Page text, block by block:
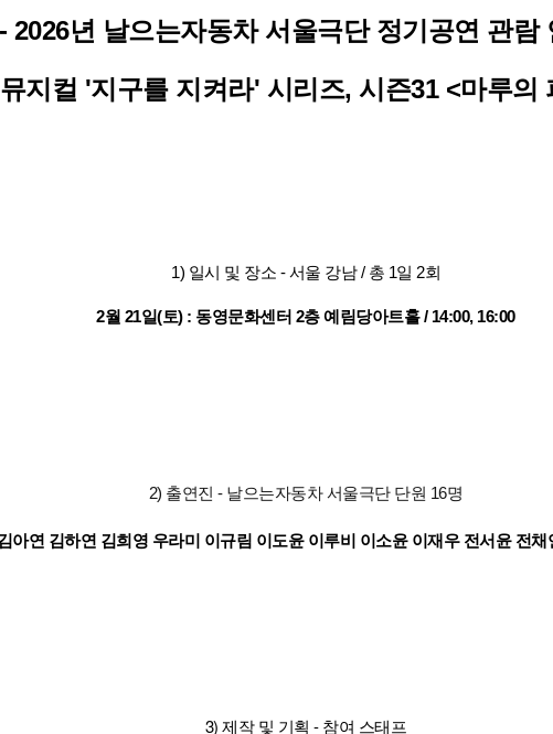
- 2026년 날으는자동차 서울극단 정기공연 관람
지컬 '지구를 지켜라' 시리즈, 시즌31 <마루의
1) 일시 및 장소 - 서울 강남 / 총 1일 2회
2월 21일(토) : 동영문화센터 2층 예림당아트홀 / 14:00, 16:00
2) 출연진 - 날으는자동차 서울극단 단원 16명
아연 김하연 김희영 우라미 이규림 이도윤 이루비 이소윤 이재우 전서윤 전
3) 제작 및 기획 - 참여 스태프